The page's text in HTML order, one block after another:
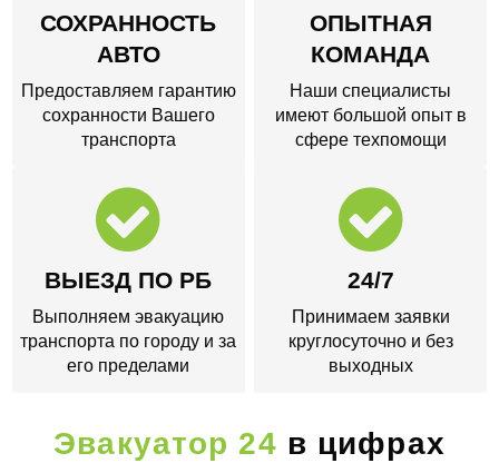
СОХРАННОСТЬ
АВТО
Предоставляем гарантию
сохранности Вашего
транспорта
ОПЫТНАЯ
КОМАНДА
Наши специалисты
имеют большой опыт в
сфере техпомощи
ВЫЕЗД ПО РБ
Выполняем эвакуацию
транспорта по городу и за
его пределами
24/7
Принимаем заявки
круглосуточно и без
выходных
Эвакуатор 24 в цифрах